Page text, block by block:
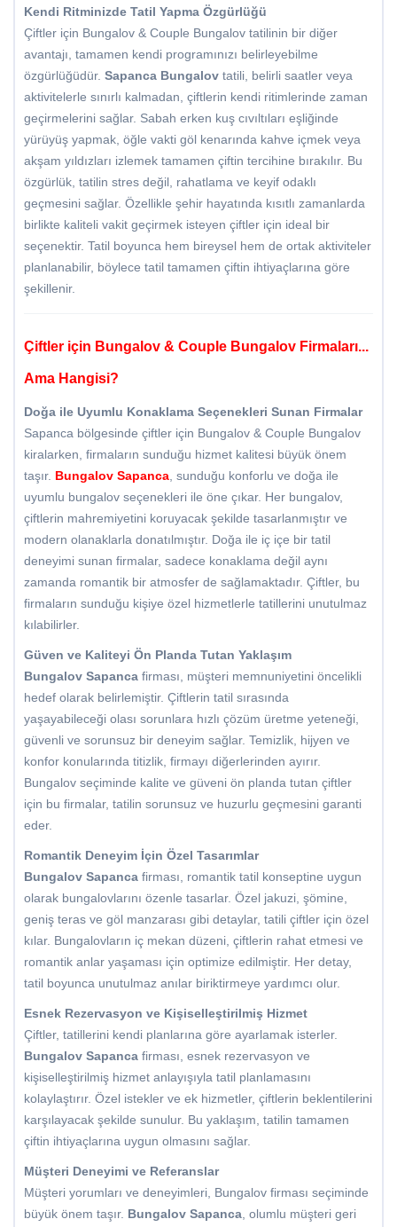
Kendi Ritminizde Tatil Yapma Özgürlüğü
Çiftler için Bungalov & Couple Bungalov tatilinin bir diğer
avantajı, tamamen kendi programınızı belirleyebilme
özgürlüğüdür. Sapanca Bungalov tatili, belirli saatler veya
aktivitelerle sınırlı kalmadan, çiftlerin kendi ritimlerinde zaman
geçirmelerini sağlar. Sabah erken kuş cıvıltıları eşliğinde
yürüyüş yapmak, öğle vakti göl kenarında kahve içmek veya
akşam yıldızları izlemek tamamen çiftin tercihine bırakılır. Bu
özgürlük, tatilin stres değil, rahatlama ve keyif odaklı
geçmesini sağlar. Özellikle şehir hayatında kısıtlı zamanlarda
birlikte kaliteli vakit geçirmek isteyen çiftler için ideal bir
seçenektir. Tatil boyunca hem bireysel hem de ortak aktiviteler
planlanabilir, böylece tatil tamamen çiftin ihtiyaçlarına göre
şekillenir.
Çiftler için Bungalov & Couple Bungalov Firmaları...
Ama Hangisi?
Doğa ile Uyumlu Konaklama Seçenekleri Sunan Firmalar
Sapanca bölgesinde çiftler için Bungalov & Couple Bungalov
kiralarken, firmaların sunduğu hizmet kalitesi büyük önem
taşır. Bungalov Sapanca, sunduğu konforlu ve doğa ile
uyumlu bungalov seçenekleri ile öne çıkar. Her bungalov,
çiftlerin mahremiyetini koruyacak şekilde tasarlanmıştır ve
modern olanaklarla donatılmıştır. Doğa ile iç içe bir tatil
deneyimi sunan firmalar, sadece konaklama değil aynı
zamanda romantik bir atmosfer de sağlamaktadır. Çiftler, bu
firmaların sunduğu kişiye özel hizmetlerle tatillerini unutulmaz
kılabilirler.
Güven ve Kaliteyi Ön Planda Tutan Yaklaşım
Bungalov Sapanca firması, müşteri memnuniyetini öncelikli
hedef olarak belirlemiştir. Çiftlerin tatil sırasında
yaşayabileceği olası sorunlara hızlı çözüm üretme yeteneği,
güvenli ve sorunsuz bir deneyim sağlar. Temizlik, hijyen ve
konfor konularında titizlik, firmayı diğerlerinden ayırır.
Bungalov seçiminde kalite ve güveni ön planda tutan çiftler
için bu firmalar, tatilin sorunsuz ve huzurlu geçmesini garanti
eder.
Romantik Deneyim İçin Özel Tasarımlar
Bungalov Sapanca firması, romantik tatil konseptine uygun
olarak bungalovlarını özenle tasarlar. Özel jakuzi, şömine,
geniş teras ve göl manzarası gibi detaylar, tatili çiftler için özel
kılar. Bungalovların iç mekan düzeni, çiftlerin rahat etmesi ve
romantik anlar yaşaması için optimize edilmiştir. Her detay,
tatil boyunca unutulmaz anılar biriktirmeye yardımcı olur.
Esnek Rezervasyon ve Kişiselleştirilmiş Hizmet
Çiftler, tatillerini kendi planlarına göre ayarlamak isterler.
Bungalov Sapanca firması, esnek rezervasyon ve
kişiselleştirilmiş hizmet anlayışıyla tatil planlamasını
kolaylaştırır. Özel istekler ve ek hizmetler, çiftlerin beklentilerini
karşılayacak şekilde sunulur. Bu yaklaşım, tatilin tamamen
çiftin ihtiyaçlarına uygun olmasını sağlar.
Müşteri Deneyimi ve Referanslar
Müşteri yorumları ve deneyimleri, Bungalov firması seçiminde
büyük önem taşır. Bungalov Sapanca, olumlu müşteri geri